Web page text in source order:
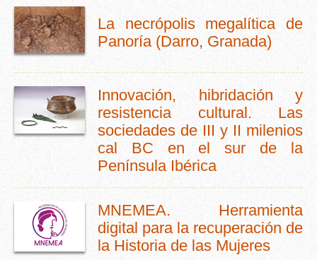
La necrópolis megalítica de
Panoría (Darro, Granada)
Innovación, hibridación y
resistencia cultural. Las
sociedades de III y II milenios
cal BC en el sur de la
Península Ibérica
MNEMEA. Herramienta
digital para la recuperación de
la Historia de las Mujeres